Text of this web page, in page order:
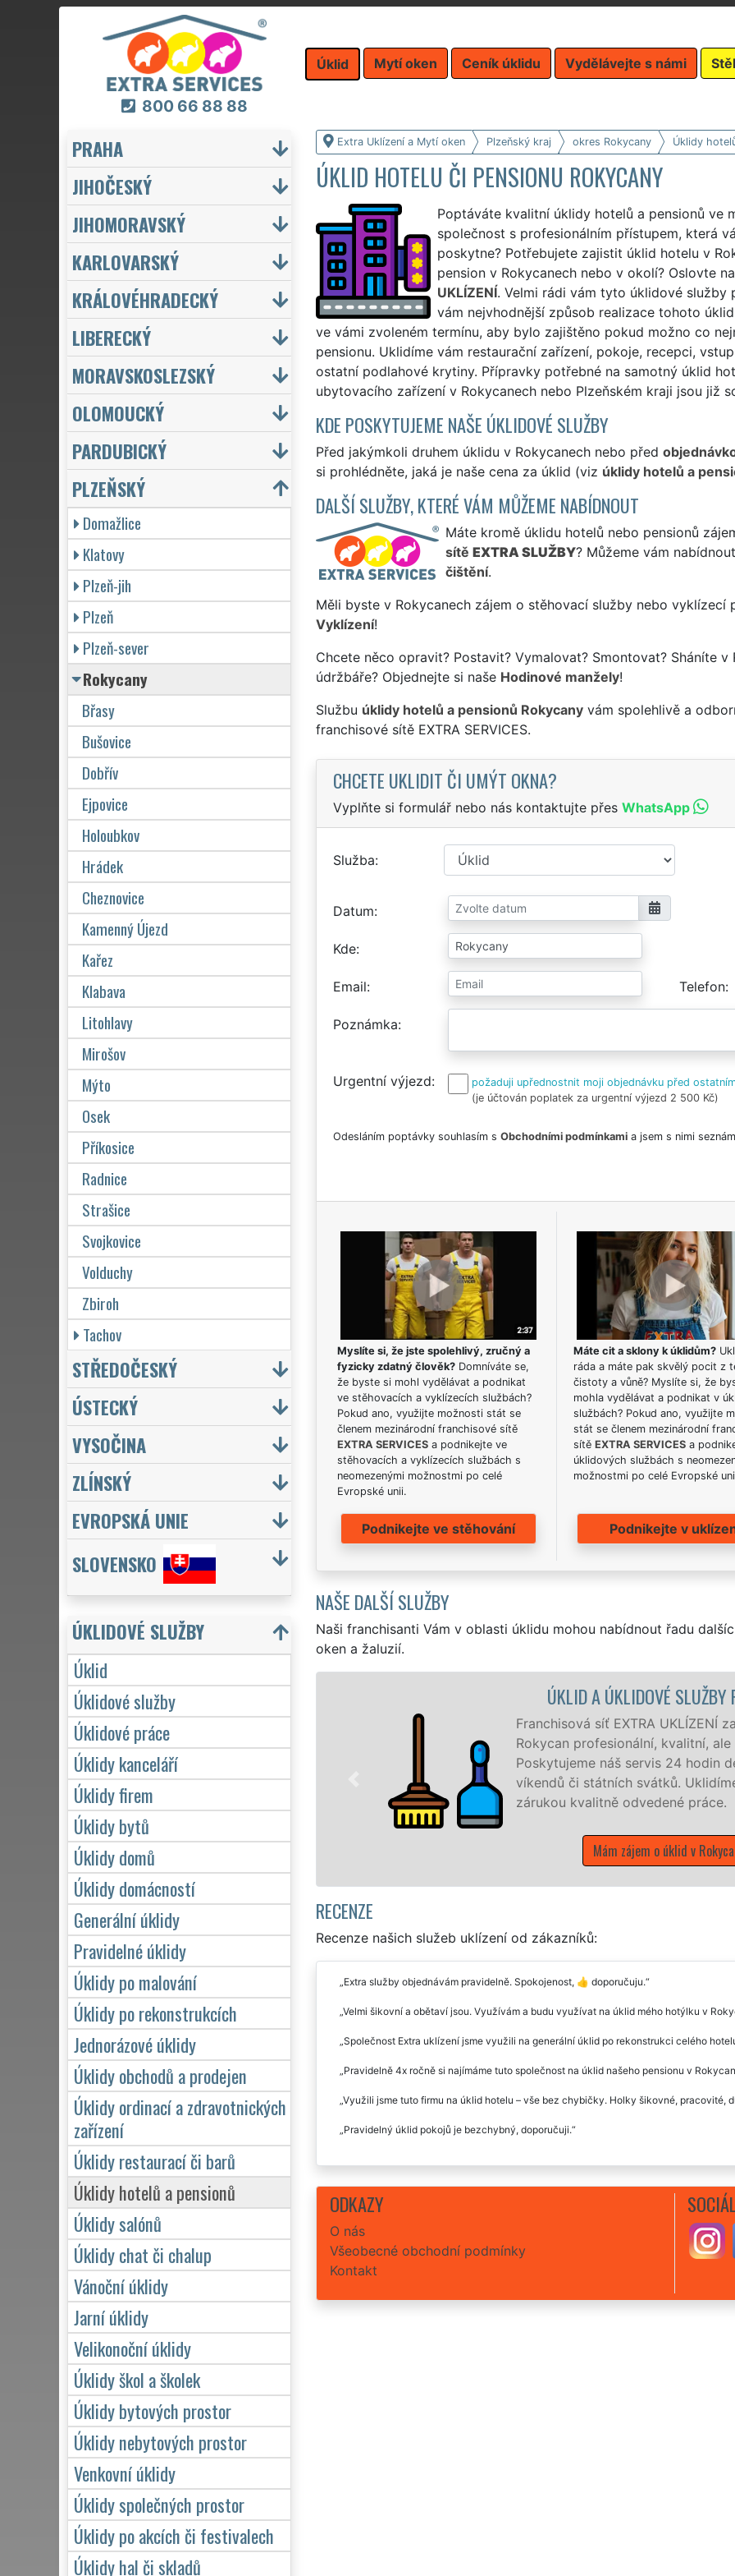
800 66 88 88
Úklid Mytí oken Ceník úklidu Vydělávejte s námi
Extra Uklízení a Mytí oken Plzeňský kraj okres Rokycany Úklidy
ÚKLID HOTELU ČI PENSIONU ROKYCANY
Poptáváte kvalitní úklidy hotelů a pensionů ve
společnost s profesionálním přístupem, která
poskytne? Potřebujete zajistit úklid hotelu v
pension v Rokycanech nebo v okolí? Oslovte
UKLÍZENÍ. Velmi rádi vám tyto úklidové služby
vám nejvhodnější způsob realizace tohoto
ve vámi zvoleném termínu, aby bylo zajištěno pokud možno co
pensionu. Uklidíme vám restaurační zařízení, pokoje, recepci,
ostatní podlahové krytiny. Přípravky potřebné na samotný úklid
ubytovacího zařízení v Rokycanech nebo Plzeňském kraji jsou již
KDE POSKYTUJEME NAŠE ÚKLIDOVÉ SLUŽBY
Před jakýmkoli druhem úklidu v Rokycanech nebo před
si prohlédněte, jaká je naše cena za úklid (viz úklidy hotelů a
DALŠÍ SLUŽBY, KTERÉ VÁM MŮŽEME NABÍDNOUT
Máte kromě úklidu hotelů nebo pensionů
sítě EXTRA SLUŽBY? Můžeme vám
čištění.
Měli byste v Rokycanech zájem o stěhovací služby nebo vyklízecí
Vyklízení!
Chcete něco opravit? Postavit? Vymalovat? Smontovat? Sháníte
údržbáře? Objednejte si naše Hodinové manžely!
Službu úklidy hotelů a pensionů Rokycanyvám spolehlivě a
franchisové sítě EXTRA SERVICES.
CHCETE UKLIDIT ČI UMÝT OKNA?
Vyplňte si formulář nebo nás kontaktujte přes WhatsApp
Služba
Datum
Kde
Email Telefon
Poznámka
Urgentní výjezd
požaduji upřednostnit moji objednávku před
(je účtován poplatek za urgentní výjezd 2 500 Kč)
Odesláním poptávky souhlasím s Obchodními podmínkamia jsem s nimi
Myslíte si, že jste spolehlivý, zručný a
fyzicky zdatný člověk?Domníváte se,
že byste si mohl vydělávat a podnikat
ve stěhovacích a vyklízecích službách?
Pokud ano, využijte možnosti stát se
členem mezinárodní franchisové sítě
EXTRA SERVICESa podnikejte ve
stěhovacích a vyklízecích službách s
neomezenými možnostmi po celé
Evropské unii.
Podnikejte ve stěhování
Máte cit a sklony k úklidům?
ráda a máte pak skvělý pocit z
čistoty a vůně? Myslíte si, že
mohla vydělávat a podnikat v
službách? Pokud ano, využijte
stát se členem mezinárodní
sítě EXTRA SERVICESa
úklidových službách s
možnostmi po celé Evropské
Podnikejte v
NAŠE DALŠÍ SLUŽBY
Naši franchisanti Vám v oblasti úklidu mohou nabídnout řadu
oken a žaluzií.
ÚKLID A ÚKLIDOVÉ SLUŽBY ROKYCANY
Franchisová síť EXTRA UKLÍZENÍ zajišťuje v Rokycanech a okolí
Rokycan profesionální, kvalitní, ale levný úklid pro firmy i jednotlivce.
Poskytujeme náš servis 24 hodin denně, 7 dní v týdnu a to i během
víkendů či státních svátků. Uklidíme vše, co zákazník žádá a to se
zárukou kvalitně odvedené práce.
RECENZE
Recenze našich služeb uklízení od zákazníků:
Extra služby objednávám pravidelně. Spokojenost, 👍 doporučuju.
Velmi šikovní a obětaví jsou. Využívám a budu využívat na úklid mého hotýlku v
Společnost Extra uklízení jsme využili na generální úklid po rekonstrukci celého
Pravidelně 4x ročně si najímáme tuto společnost na úklid našeho pensionu v
Využili jsme tuto firmu na úklid hotelu – vše bez chybičky. Holky šikovné, pracovité,
Pravidelný úklid pokojů je bezchybný, doporučuji.
ODKAZY
O nás
Všeobecné obchodní podmínky
Kontakt
PRAHA
JIHOČESKÝ
JIHOMORAVSKÝ
KARLOVARSKÝ
KRÁLOVÉHRADECKÝ
LIBERECKÝ
MORAVSKOSLEZSKÝ
OLOMOUCKÝ
PARDUBICKÝ
PLZEŇSKÝ
Domažlice
Klatovy
Plzeň-jih
Plzeň
Plzeň-sever
Rokycany
Břasy
Bušovice
Dobřív
Ejpovice
Holoubkov
Hrádek
Cheznovice
Kamenný Újezd
Kařez
Klabava
Litohlavy
Mirošov
Mýto
Osek
Příkosice
Radnice
Strašice
Svojkovice
Volduchy
Zbiroh
Tachov
STŘEDOČESKÝ
ÚSTECKÝ
VYSOČINA
ZLÍNSKÝ
EVROPSKÁ UNIE
SLOVENSKO
ÚKLIDOVÉ SLUŽBY
Úklid
Úklidové služby
Úklidové práce
Úklidy kanceláří
Úklidy firem
Úklidy bytů
Úklidy domů
Úklidy domácností
Generální úklidy
Pravidelné úklidy
Úklidy po malování
Úklidy po rekonstrukcích
Jednorázové úklidy
Úklidy obchodů a prodejen
Úklidy ordinací a zdravotnických
zařízení
Úklidy restaurací či barů
Úklidy hotelů a pensionů
Úklidy salónů
Úklidy chat či chalup
Vánoční úklidy
Jarní úklidy
Velikonoční úklidy
Úklidy škol a školek
Úklidy bytových prostor
Úklidy nebytových prostor
Venkovní úklidy
Úklidy společných prostor
Úklidy po akcích či festivalech
Úklidy hal či skladů